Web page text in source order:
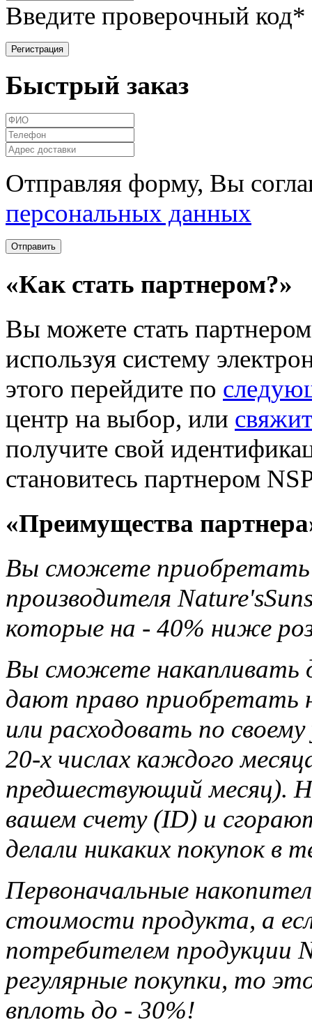
Введите проверочный код*
Быстрый заказ
Отправляя форму, Вы
персональных данных
«Как стать партнером?»
Вы можете стать
используя систему
этого перейдите по
центр на выбор, или
получите свой
становитесь партнером
«Преимущества
Вы сможете приобретать
производителя
которые на - 40% ниже
Вы сможете накапливать
дают право приобретать
или расходовать по
20-х числах каждого
предшествующий месяц).
вашем счету (ID) и
делали никаких покупок в
Первоначальные
стоимости продукта, а
потребителем продукции
регулярные покупки, то
вплоть до - 30%!